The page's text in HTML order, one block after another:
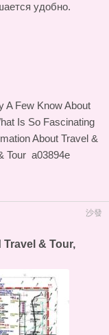
удобно.
A Few Know About
Is So Fascinating
About Travel &
Tour a03894e
沙發
Travel & Tour,